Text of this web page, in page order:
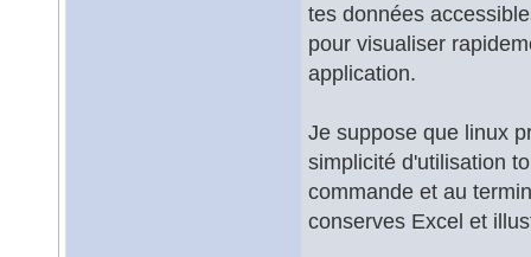
tes données
pour visualiser
application.
Je suppose que linux
simplicité d'utilisation
commande et au
conserves Excel et